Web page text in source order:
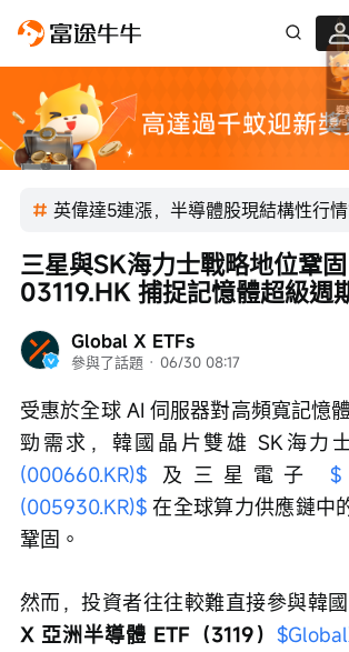
迎新驚喜賞 股票/BTC等
英偉達5連漲，半導體股現結構性行情
Global X ETFs
參與了話題 · 06/30 08:17
三星與SK海力士戰略地位鞏
03119.HK 捕捉記憶體超級週
受惠於全球 AI 伺服器對高頻寬記憶
勁需求，韓國晶片雙雄 SK海力
(000660.KR)$ 及三星電子
(005930.KR)$ 在全球算力供應鏈中
鞏固。
然而，投資者往往較難直接參與韓國
X 亞洲半導體 ETF（3119）